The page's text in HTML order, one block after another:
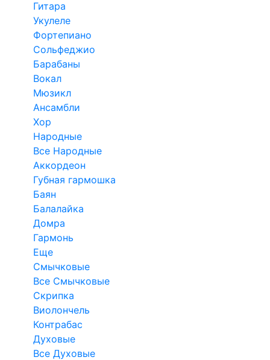
Гитара
Укулеле
Фортепиано
Сольфеджио
Барабаны
Вокал
Мюзикл
Ансамбли
Хор
Народные
Все Народные
Аккордеон
Губная гармошка
Баян
Балалайка
Домра
Гармонь
Еще
Смычковые
Все Смычковые
Скрипка
Виолончель
Контрабас
Духовые
Все Духовые